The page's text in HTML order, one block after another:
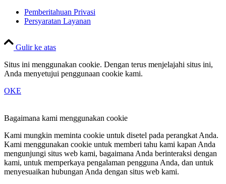
Pemberitahuan Privasi
Persyaratan Layanan
Gulir ke atas
Situs ini menggunakan cookie. Dengan terus menjelajahi situs ini,
Anda menyetujui penggunaan cookie kami.
OKE
Bagaimana kami menggunakan cookie
Kami mungkin meminta cookie untuk disetel pada perangkat Anda.
Kami menggunakan cookie untuk memberi tahu kami kapan Anda
mengunjungi situs web kami, bagaimana Anda berinteraksi dengan
kami, untuk memperkaya pengalaman pengguna Anda, dan untuk
menyesuaikan hubungan Anda dengan situs web kami.